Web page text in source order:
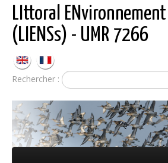
LIttoral
(LIENSs) - UMR 7266
Rechercher :